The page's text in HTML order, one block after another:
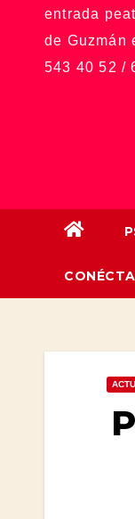
entrada
de Guzmán
543 40 52 /